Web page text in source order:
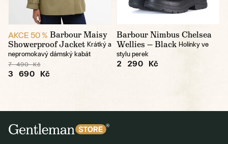
AKCE 50 % Barbour Maisy
Showerproof Jacket Krátký a
nepromokavý dámský kabát
7 490 Kč
3 690 Kč
Barbour Nimbus Chelsea
Wellies — Black Holínky ve
stylu perek
2 290 Kč